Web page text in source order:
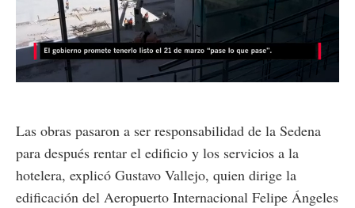
Unmute
32.57%
Las obras pasaron a ser responsabilidad de la Sedena
para después rentar el edificio y los servicios a la
hotelera, explicó Gustavo Vallejo, quien dirige la
edificación del Aeropuerto Internacional Felipe Ángeles